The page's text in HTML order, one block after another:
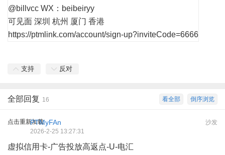
@billvcc WX：beibeiryy
可见面 深圳 杭州 厦门 香港
https://ptmlink.com/account/sign-up?inviteCode=6666
支持 反对
倒序浏览
看全部
全部回复 16
点击重新加载 沙发
PTMyFAn
2026-2-25 13:27:31
虚拟信用卡-广告投放高返点-U-电汇